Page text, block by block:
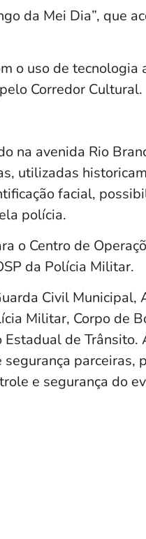
da Mei Dia”, que
o uso de tecnologia
Corredor Cultural.
na avenida Rio
utilizadas
facial,
polícia.
o Centro de
da Polícia Militar.
Civil Municipal,
Militar, Corpo de
de
parceiras,
e segurança do